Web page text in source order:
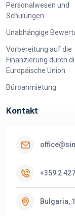
Personalwesen und
Schulungen
Unabhängige
Vorbereitung auf die
Finanzierung durch
Europäische Union
Büroanmietung
Kontakt
+359 2
Bulgaria,